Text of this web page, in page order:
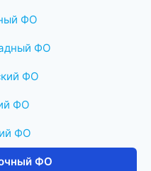
ФО
ФО
ФО
ФО
ФО
ФО